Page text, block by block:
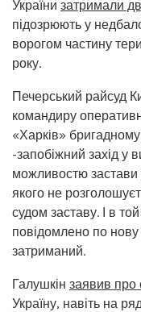
України затримали
підозрюють у
ворогом частину
року.
Печерський райсуд
командиру
«Харків»
-запобіжний захід у
можливостю застави
якого не
судом заставу. І в
повідомлено по нову
затриманий.
Галушкін заявив про
Україну, навіть на